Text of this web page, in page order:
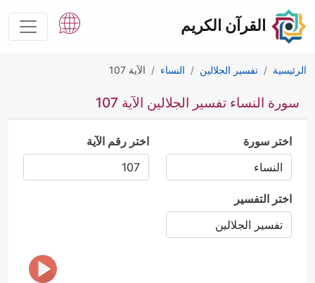
القرآن الكريم
الرئيسية تفسير الجلالين النساء الآية 107
سورة النساء تفسير الجلالين الآية 107
اختر سورة اختر رقم الآية
اختر التفسير